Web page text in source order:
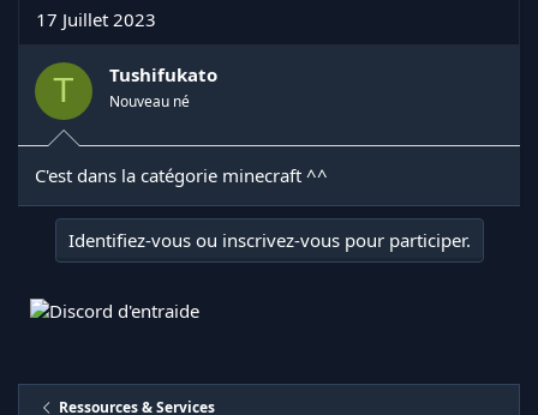
Cliquez pour agrandir...
Permet d'avoir des effects infinie (Speed, Force,
FireRésistance, Haste, AntiChute, NoHunger, NoDebuff,
KeepXP
...
Cliquez pour agrandir...
17 Juillet 2023
T Tushifukato
Nouveau né
C'est dans la catégorie minecraft ^^
Identifiez-vous ou inscrivez-vous pour participer.
Ressources & Services